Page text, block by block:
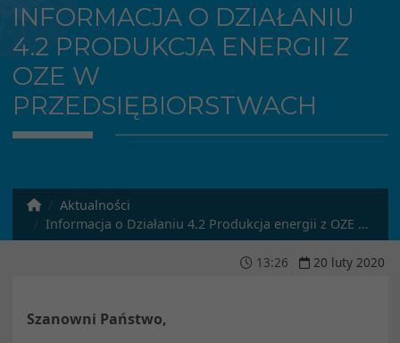
INFORMACJA O DZIAŁANIU
4.2 PRODUKCJA ENERGII Z
OZE W
PRZEDSIĘBIORSTWACH
Aktualności
Informacja o Działaniu 4.2 Produkcja energii z OZE w przedsiębiorstwach
13:26 20 luty 2020
Szanowni Państwo,